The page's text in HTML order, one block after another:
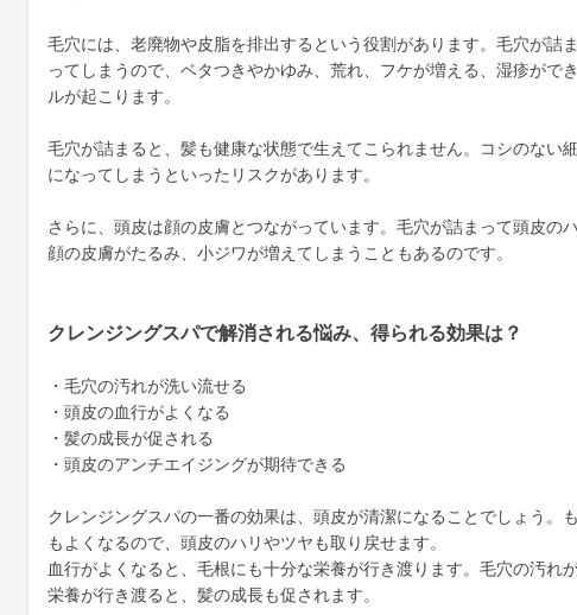
毛穴には、老廃物や皮脂を排出するという役割があります。毛穴が詰
ってしまうので、ベタつきやかゆみ、荒れ、フケが増える、湿疹がで
ルが起こります。
毛穴が詰まると、髪も健康な状態で生えてこられません。コシのない
になってしまうといったリスクがあります。
さらに、頭皮は顔の皮膚とつながっています。毛穴が詰まって頭皮の
顔の皮膚がたるみ、小ジワが増えてしまうこともあるのです。
クレンジングスパで解消される悩み、得られる効果は？
・毛穴の汚れが洗い流せる
・頭皮の血行がよくなる
・髪の成長が促される
・頭皮のアンチエイジングが期待できる
クレンジングスパの一番の効果は、頭皮が清潔になることでしょう。
もよくなるので、頭皮のハリやツヤも取り戻せます。
血行がよくなると、毛根にも十分な栄養が行き渡ります。毛穴の汚れ
栄養が行き渡ると、髪の成長も促されます。